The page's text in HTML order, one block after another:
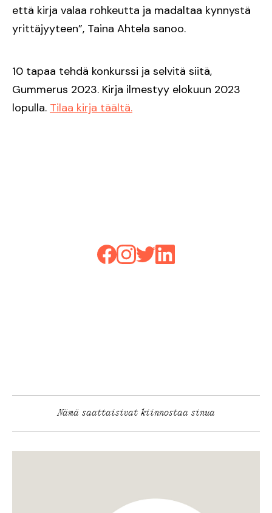
että kirja valaa rohkeutta ja madaltaa kynnystä
yrittäjyyteen”, Taina Ahtela sanoo.
10 tapaa tehdä konkurssi ja selvitä siitä,
Gummerus 2023. Kirja ilmestyy elokuun 2023
lopulla. Tilaa kirja täältä.
Nämä saattaisivat kiinnostaa sinua